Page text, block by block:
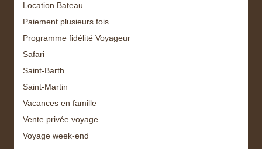
Location Bateau
Paiement plusieurs fois
Programme fidélité Voyageur
Safari
Saint-Barth
Saint-Martin
Vacances en famille
Vente privée voyage
Voyage week-end